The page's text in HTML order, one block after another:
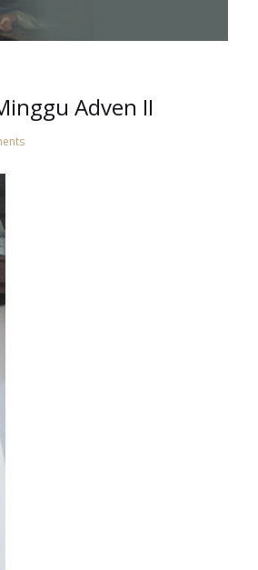
Adven II